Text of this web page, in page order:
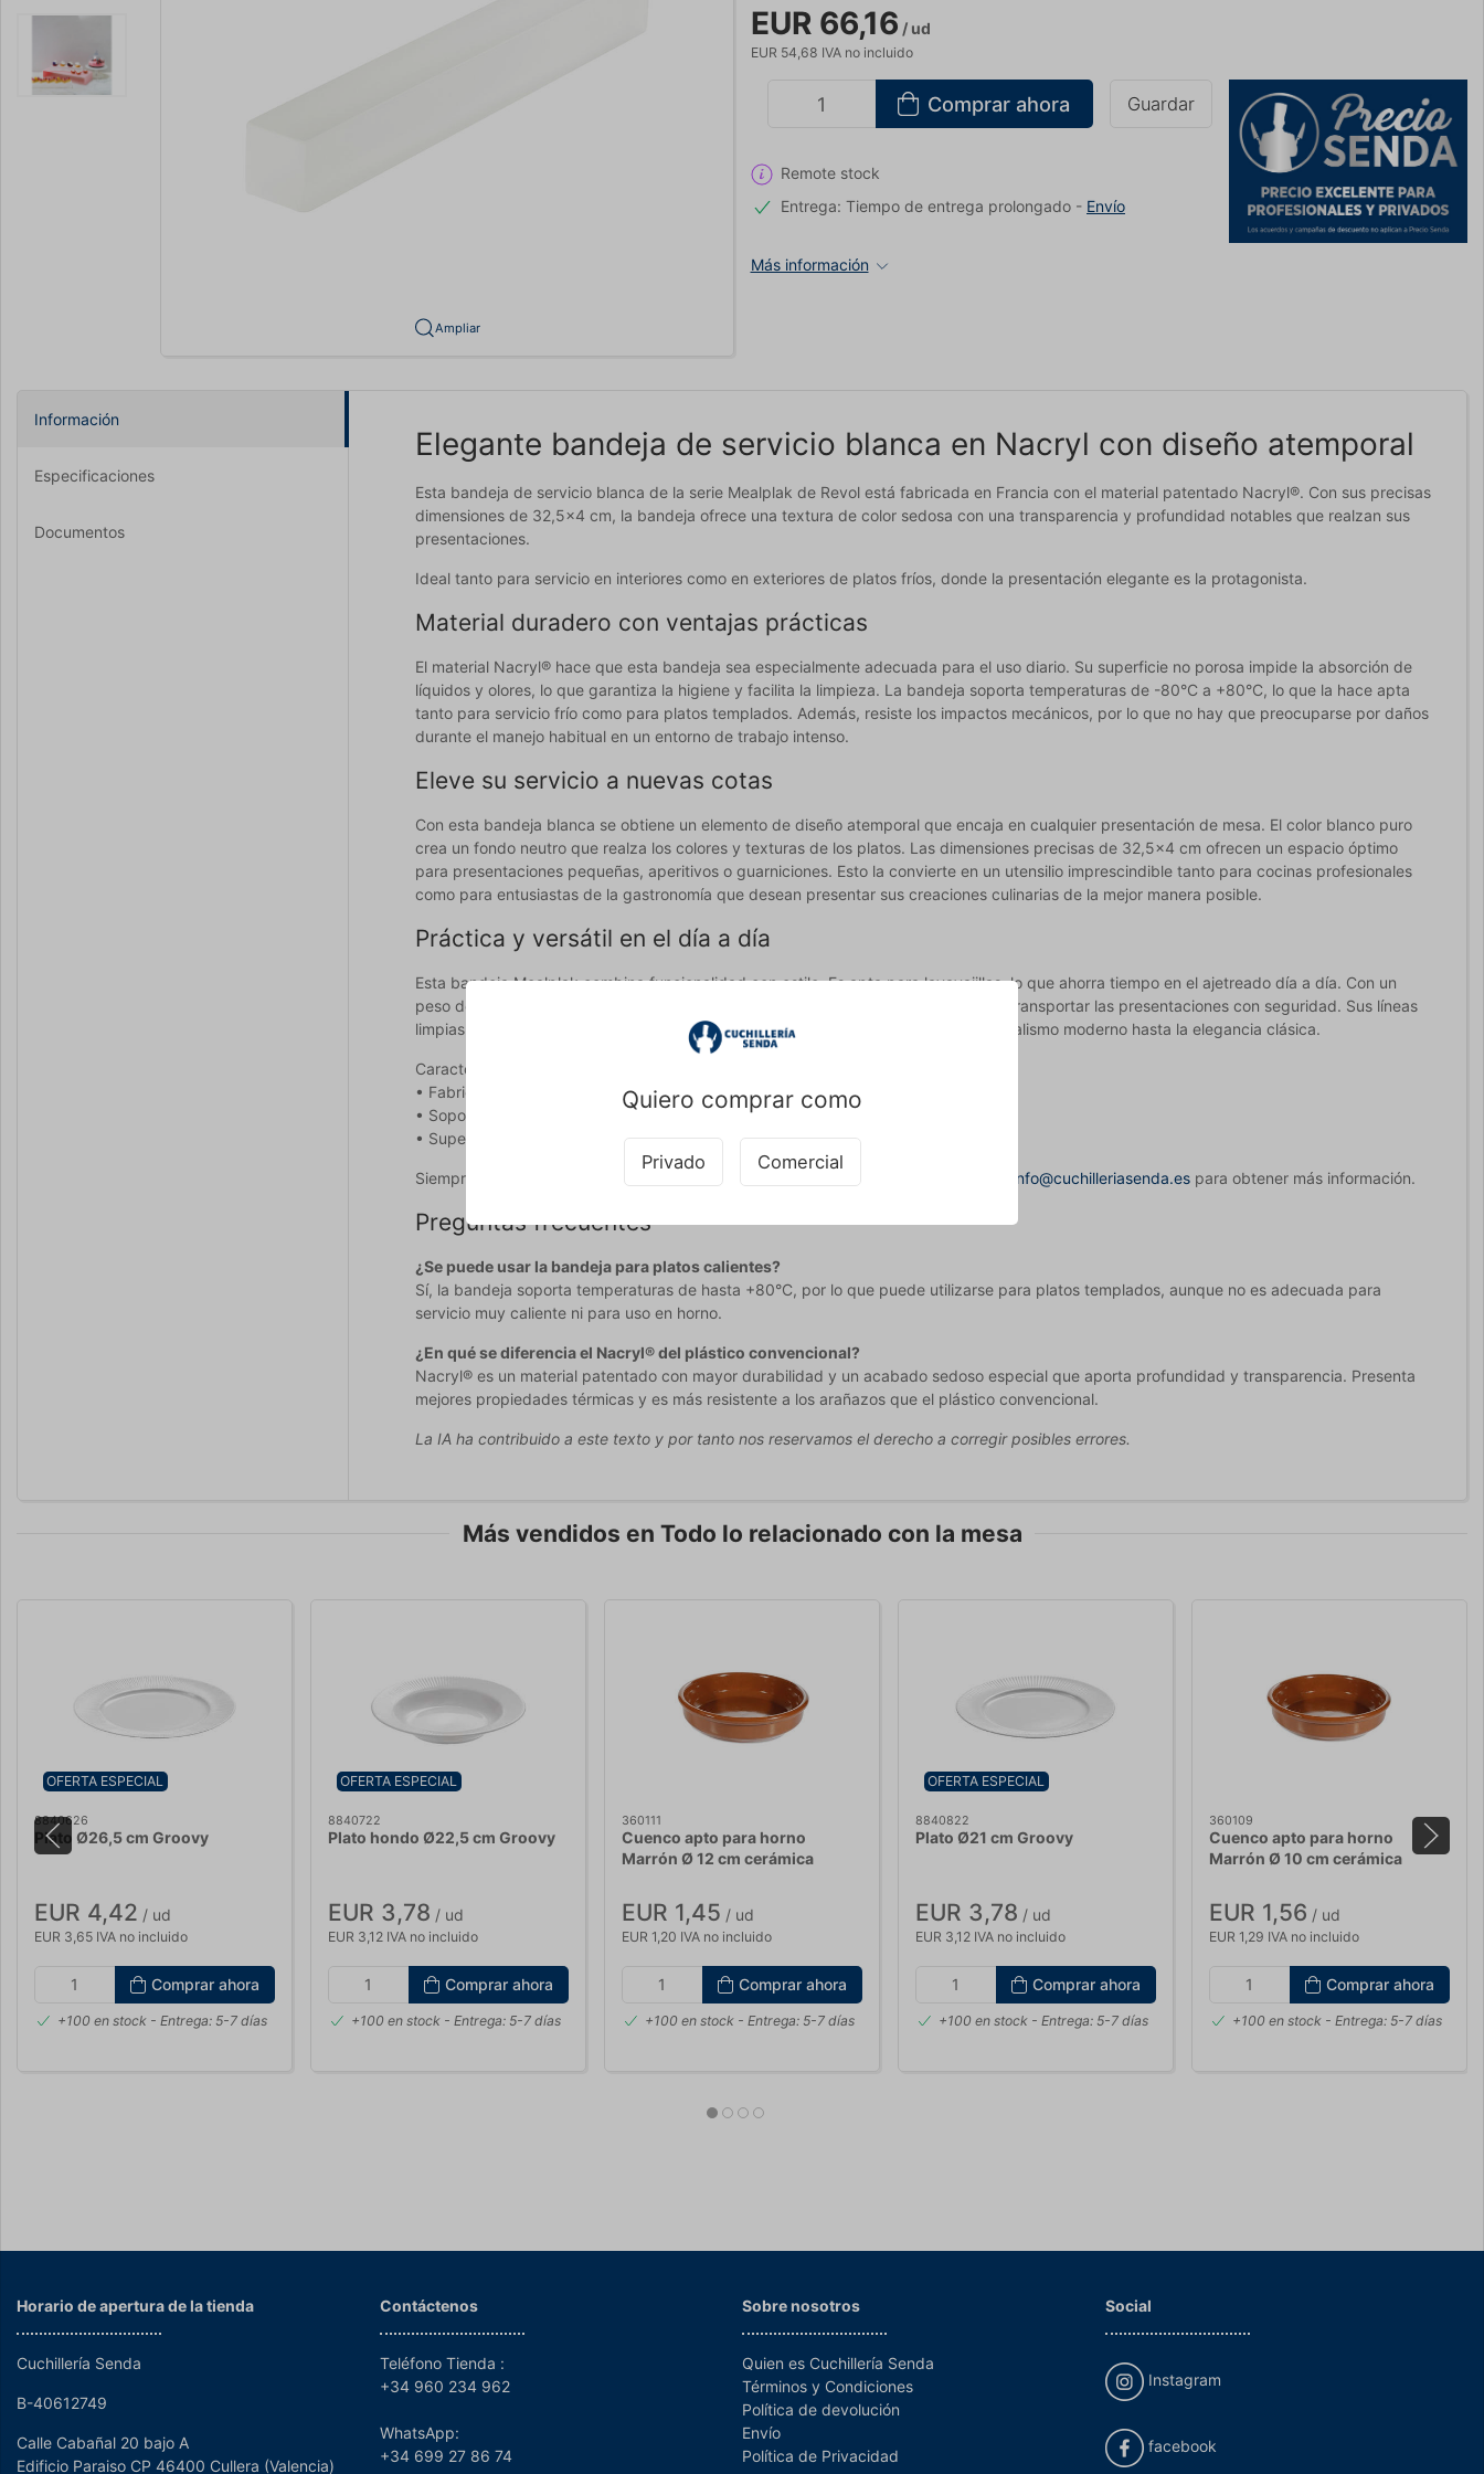
Quiero comprar como
Privado Comercial
Ampliar
EUR 66,16 / ud
EUR 54,68 IVA no incluido
Comprar ahora Guardar
Remote stock
Entrega: Tiempo de entrega prolongado - Envío
Más información
Información
Especificaciones
Documentos
Elegante bandeja de servicio blanca en Nacryl con diseño atemporal
Esta bandeja de servicio blanca de la serie Mealplak de Revol está fabricada en Francia con el material patentado Nacryl®. Con sus precisas
dimensiones de 32,5x4 cm, la bandeja ofrece una textura de color sedosa con una transparencia y profundidad notables que realzan sus
presentaciones.
Ideal tanto para servicio en interiores como en exteriores de platos fríos, donde la presentación elegante es la protagonista.
Material duradero con ventajas prácticas
El material Nacryl® hace que esta bandeja sea especialmente adecuada para el uso diario. Su superficie no porosa impide la absorción de
líquidos y olores, lo que garantiza la higiene y facilita la limpieza. La bandeja soporta temperaturas de -80°C a +80°C, lo que la hace apta
tanto para servicio frío como para platos templados. Además, resiste los impactos mecánicos, por lo que no hay que preocuparse por daños
durante el manejo habitual en un entorno de trabajo intenso.
Eleve su servicio a nuevas cotas
Con esta bandeja blanca se obtiene un elemento de diseño atemporal que encaja en cualquier presentación de mesa. El color blanco puro
crea un fondo neutro que realza los colores y texturas de los platos. Las dimensiones precisas de 32,5x4 cm ofrecen un espacio óptimo
para presentaciones pequeñas, aperitivos o guarniciones. Esto la convierte en un utensilio imprescindible tanto para cocinas profesionales
como para entusiastas de la gastronomía que desean presentar sus creaciones culinarias de la mejor manera posible.
Práctica y versátil en el día a día
Esta bandeja Mealplak combina funcionalidad con estilo. Es apta para lavavajillas, lo que ahorra tiempo en el ajetreado día a día. Con un
peso de 650 gramos, es fácil de manejar y a la vez lo suficientemente sólida para transportar las presentaciones con seguridad. Sus líneas
limpias la hacen adecuada para múltiples usos y estilos de servicio, desde el minimalismo moderno hasta la elegancia clásica.
Características principales:
• Fabricada con material patentado Nacryl® con acabado sedoso
• Soporta temperaturas de -80°C a +80°C y es apta para lavavajillas
• Superficie no porosa, higiénica y fácil de limpiar
Siempre puede ponerse en contacto con nuestro servicio de atención al cliente en info@cuchilleriasenda.es para obtener más información.
Preguntas frecuentes
¿Se puede usar la bandeja para platos calientes?
Sí, la bandeja soporta temperaturas de hasta +80°C, por lo que puede utilizarse para platos templados, aunque no es adecuada para
servicio muy caliente ni para uso en horno.
¿En qué se diferencia el Nacryl® del plástico convencional?
Nacryl® es un material patentado con mayor durabilidad y un acabado sedoso especial que aporta profundidad y transparencia. Presenta
mejores propiedades térmicas y es más resistente a los arañazos que el plástico convencional.
La IA ha contribuido a este texto y por tanto nos reservamos el derecho a corregir posibles errores.
Más vendidos en Todo lo relacionado con la mesa
OFERTA ESPECIAL
8840626
Plato Ø26,5 cm Groovy
EUR 4,42 / ud
EUR 3,65 IVA no incluido
Comprar ahora
+100 en stock - Entrega: 5-7 días
OFERTA ESPECIAL
8840722
Plato hondo Ø22,5 cm Groovy
EUR 3,78 / ud
EUR 3,12 IVA no incluido
Comprar ahora
+100 en stock - Entrega: 5-7 días
360111
Cuenco apto para horno
Marrón Ø 12 cm cerámica
EUR 1,45 / ud
EUR 1,20 IVA no incluido
Comprar ahora
+100 en stock - Entrega: 5-7 días
OFERTA ESPECIAL
8840822
Plato Ø21 cm Groovy
EUR 3,78 / ud
EUR 3,12 IVA no incluido
Comprar ahora
+100 en stock - Entrega: 5-7 días
360109
Cuenco apto para horno
Marrón Ø 10 cm cerámica
EUR 1,56 / ud
EUR 1,29 IVA no incluido
Comprar ahora
+100 en stock - Entrega: 5-7 días
Horario de apertura de la tienda
Cuchillería Senda
B-40612749
Calle Cabañal 20 bajo A
Edificio Paraiso CP 46400 Cullera (Valencia)
Contáctenos
Teléfono Tienda :
+34 960 234 962
WhatsApp:
+34 699 27 86 74
Sobre nosotros
Quien es Cuchillería Senda
Términos y Condiciones
Política de devolución
Envío
Política de Privacidad
Social
Instagram
facebook